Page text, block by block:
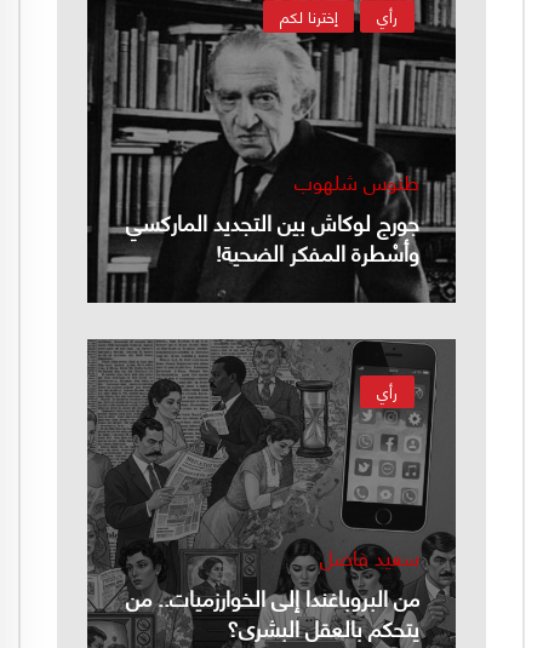
إخترنا لكم رأي
طنوس شلهوب
جورج لوكاش بين التجديد الماركسي
وأسْطرة المفكر الضحية!
رأي
سعيد فاضل
من البروباغندا إلى الخوارزميات.. من
يتحكم بالعقل البشري؟